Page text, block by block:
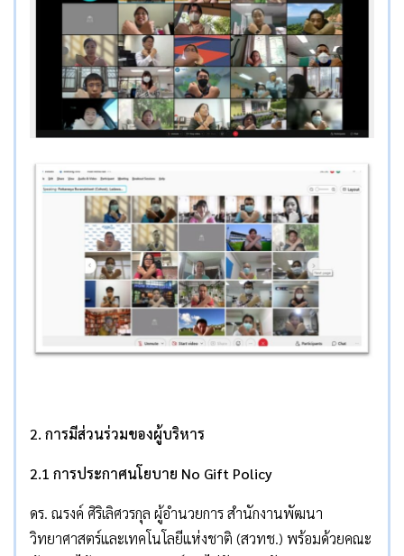
2. การมีส่วนร่วมของผู้บริหาร
2.1 การประกาศนโยบาย No Gift Policy
ดร. ณรงค์ ศิริเลิศวรกุล ผู้อำนวยการ สำนักงานพัฒนา
วิทยาศาสตร์และเทคโนโลยีแห่งชาติ (สวทช.) พร้อมด้วยคณะ